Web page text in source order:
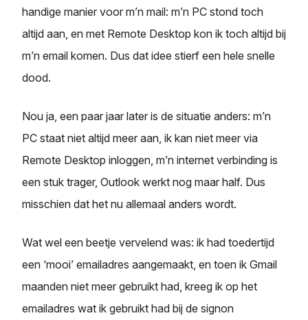
handige manier voor m’n mail: m’n PC stond toch
altijd aan, en met Remote Desktop kon ik toch altijd bij
m’n email komen. Dus dat idee stierf een hele snelle
dood.
Nou ja, een paar jaar later is de situatie anders: m’n
PC staat niet altijd meer aan, ik kan niet meer via
Remote Desktop inloggen, m’n internet verbinding is
een stuk trager, Outlook werkt nog maar half. Dus
misschien dat het nu allemaal anders wordt.
Wat wel een beetje vervelend was: ik had toedertijd
een ‘mooi’ emailadres aangemaakt, en toen ik Gmail
maanden niet meer gebruikt had, kreeg ik op het
emailadres wat ik gebruikt had bij de signon